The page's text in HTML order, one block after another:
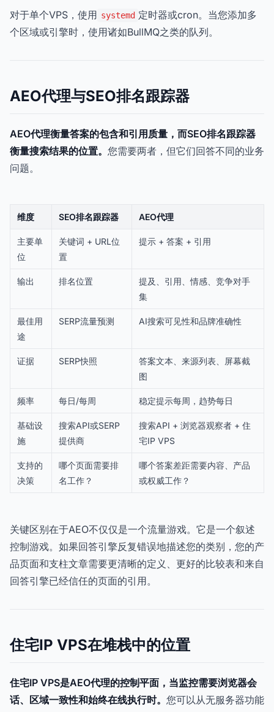
对于单个VPS，使用 systemd 定时器或cron。当您添加多
个区域或引擎时，使用诸如BullMQ之类的队列。
AEO代理与SEO排名跟踪器
AEO代理衡量答案的包含和引用质量，而SEO排名跟踪器
衡量搜索结果的位置。 您需要两者，但它们回答不同的业务
问题。
维度 SEO排名跟踪器 AEO代理
主要单
位
关键词 + URL位
置
提示 + 答案 + 引用
输出 排名位置
提及、引用、情感、竞争对手
集
最佳用
途
SERP流量预测 AI搜索可见性和品牌准确性
证据 SERP快照
答案文本、来源列表、屏幕截
图
频率 每日/每周 稳定提示每周，趋势每日
基础设
施
搜索API或SERP
提供商
搜索API + 浏览器观察者 + 住
宅IP VPS
支持的
决策
哪个页面需要排
名工作？
哪个答案差距需要内容、产品
或权威工作？
关键区别在于AEO不仅仅是一个流量游戏。它是一个叙述
控制游戏。如果回答引擎反复错误地描述您的类别，您的产
品页面和支柱文章需要更清晰的定义、更好的比较表和来自
回答引擎已经信任的页面的引用。
住宅IP VPS在堆栈中的位置
住宅IP VPS是AEO代理的控制平面，当监控需要浏览器会
话、区域一致性和始终在线执行时。 您可以从无服务器功能